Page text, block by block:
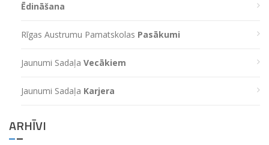
Ēdināšana
Rīgas Austrumu Pamatskolas Pasākumi
Jaunumi Sadaļa Vecākiem
Jaunumi Sadaļa Karjera
ARHĪVI